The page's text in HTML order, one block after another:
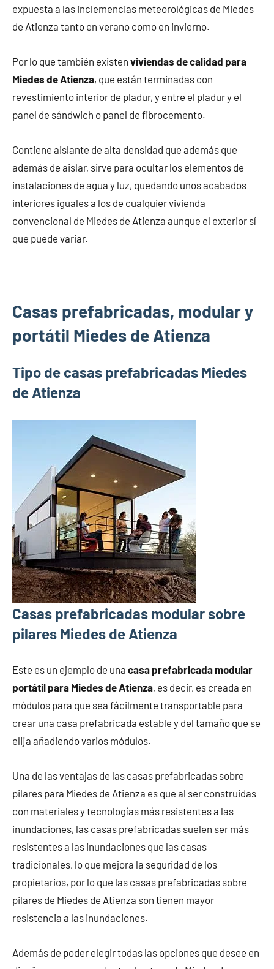
expuesta a las inclemencias meteorológicas de Miedes
de Atienza tanto en verano como en invierno.
Por lo que también existen viviendas de calidad para
Miedes de Atienza, que están terminadas con
revestimiento interior de pladur, y entre el pladur y el
panel de sándwich o panel de fibrocemento.
Contiene aislante de alta densidad que además que
además de aislar, sirve para ocultar los elementos de
instalaciones de agua y luz, quedando unos acabados
interiores iguales a los de cualquier vivienda
convencional de Miedes de Atienza aunque el exterior sí
que puede variar.
Casas prefabricadas, modular y
portátil Miedes de Atienza
Tipo de casas prefabricadas Miedes
de Atienza
Casas prefabricadas modular sobre
pilares Miedes de Atienza
Este es un ejemplo de una casa prefabricada modular
portátil para Miedes de Atienza, es decir, es creada en
módulos para que sea fácilmente transportable para
crear una casa prefabricada estable y del tamaño que se
elija añadiendo varios módulos.
Una de las ventajas de las casas prefabricadas sobre
pilares para Miedes de Atienza es que al ser construidas
con materiales y tecnologías más resistentes a las
inundaciones, las casas prefabricadas suelen ser más
resistentes a las inundaciones que las casas
tradicionales, lo que mejora la seguridad de los
propietarios, por lo que las casas prefabricadas sobre
pilares de Miedes de Atienza son tienen mayor
resistencia a las inundaciones.
Además de poder elegir todas las opciones que desee en